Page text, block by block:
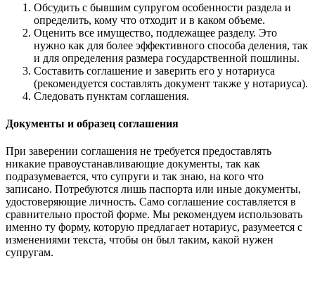
Обсудить с бывшим супругом особенности раздела и
определить, кому что отходит и в каком объеме.
Оценить все имущество, подлежащее разделу. Это
нужно как для более эффективного способа деления, так
и для определения размера государственной пошлины.
Составить соглашение и заверить его у нотариуса
(рекомендуется составлять документ также у нотариуса).
Следовать пунктам соглашения.
Документы и образец соглашения
При заверении соглашения не требуется предоставлять
никакие правоустанавливающие документы, так как
подразумевается, что супруги и так знаю, на кого что
записано. Потребуются лишь паспорта или иные документы,
удостоверяющие личность. Само соглашение составляется в
сравнительно простой форме. Мы рекомендуем использовать
именно ту форму, которую предлагает нотариус, разумеется с
изменениями текста, чтобы он был таким, какой нужен
супругам.